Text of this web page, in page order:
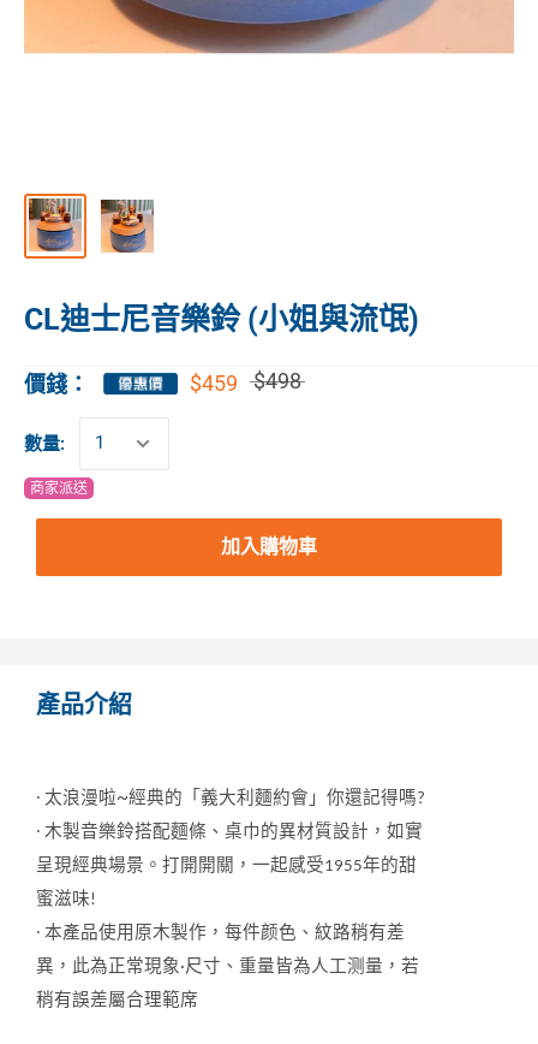
CL迪士尼音樂鈴 (小姐與流氓)
價錢： $459 $498
數量:
商家派送
加入購物車
產品介紹
∙ 太浪漫啦~經典的「義大利麵約會」你還記得嗎?
∙ 木製音樂鈴搭配麵條、桌巾的異材質設計，如實
呈現經典場景。打開開關，一起感受1955年的甜
蜜滋味!
∙ 本產品使用原木製作，每件颜色、紋路稍有差
異，此為正常現象 ·尺寸、重量皆為人工测量，若
稍有誤差屬合理範席